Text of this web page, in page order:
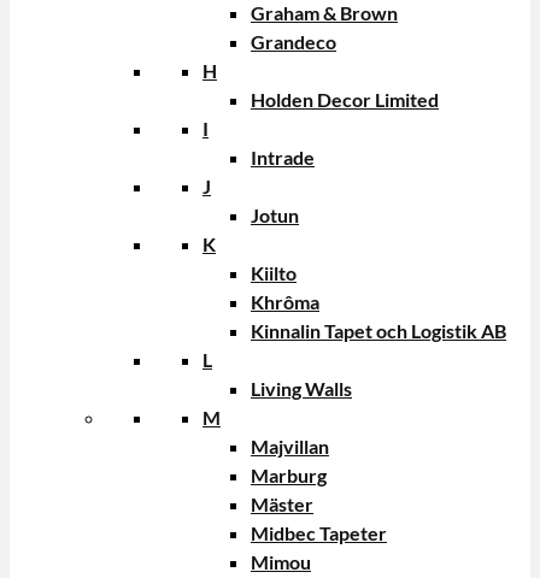
Graham & Brown
Grandeco
H
Holden Decor Limited
I
Intrade
J
Jotun
K
Kiilto
Khrôma
Kinnalin Tapet och Logistik AB
L
Living Walls
M
Majvillan
Marburg
Mäster
Midbec Tapeter
Mimou